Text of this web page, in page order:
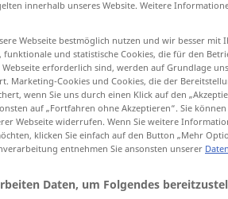
standhaft
innerhalb unseres Website. Weitere
Webseite bestmöglich nutzen und wir besser mit
und statistische Cookies, die für den
erforderlich sind, werden auf Grundlage
Marketing-Cookies und Cookies, die der
wenn Sie uns durch einen Klick auf den
auf „Fortfahren ohne Akzeptieren“. Sie
Webseite widerrufen. Wenn Sie weitere
klicken Sie einfach auf den Button „Mehr
entnehmen Sie ansonsten unserer
Daten, um Folgendes